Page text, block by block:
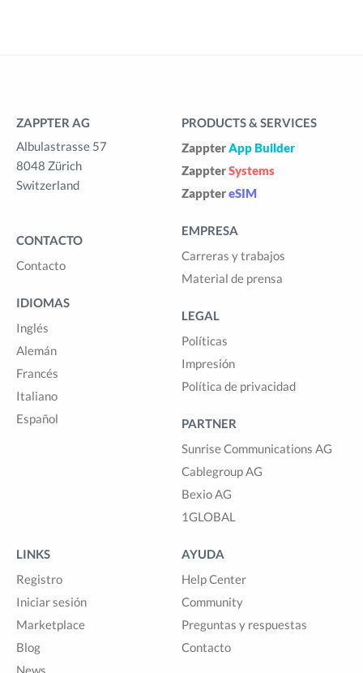
ZAPPTER AG
Albulastrasse 57
8048 Zürich
Switzerland
CONTACTO
Contacto
IDIOMAS
Inglés
Alemán
Francés
Italiano
Español
PRODUCTS & SERVICES
ZappterApp Builder
ZappterSystems
ZapptereSIM
EMPRESA
Carreras y trabajos
Material de prensa
LEGAL
Políticas
Impresión
Política de privacidad
PARTNER
Sunrise Communications AG
Cablegroup AG
Bexio AG
1GLOBAL
LINKS
Registro
Iniciar sesión
Marketplace
Blog
News
AYUDA
Help Center
Community
Preguntas y respuestas
Contacto